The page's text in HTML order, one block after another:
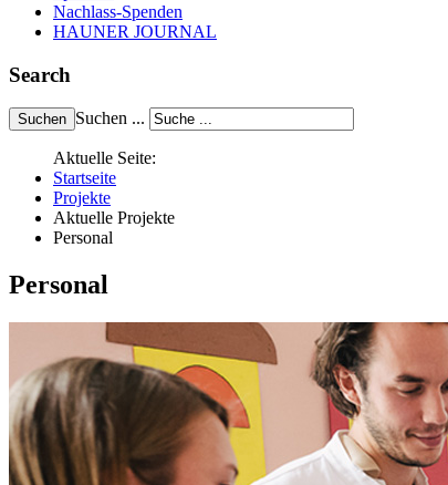
Nachlass-Spenden
HAUNER JOURNAL
Search
Suchen ...
Aktuelle Seite:
Startseite
Projekte
Aktuelle Projekte
Personal
Personal